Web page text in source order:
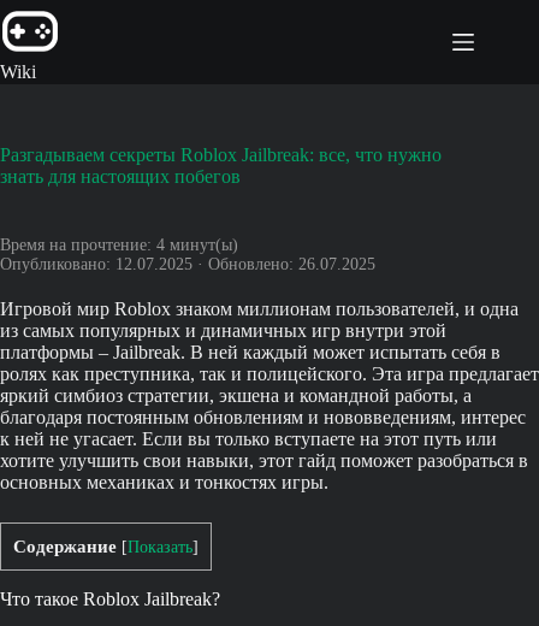
Перейти
к
сути
Wiki
Разгадываем секреты Roblox Jailbreak: все, что нужно
знать для настоящих побегов
Время на прочтение: 4 минут(ы)
Опубликовано: 12.07.2025 · Обновлено: 26.07.2025
Игровой мир Roblox знаком миллионам пользователей, и одна
из самых популярных и динамичных игр внутри этой
платформы – Jailbreak. В ней каждый может испытать себя в
ролях как преступника, так и полицейского. Эта игра предлагает
яркий симбиоз стратегии, экшена и командной работы, а
благодаря постоянным обновлениям и нововведениям, интерес
к ней не угасает. Если вы только вступаете на этот путь или
хотите улучшить свои навыки, этот гайд поможет разобраться в
основных механиках и тонкостях игры.
Содержание [Показать]
Что такое Roblox Jailbreak?